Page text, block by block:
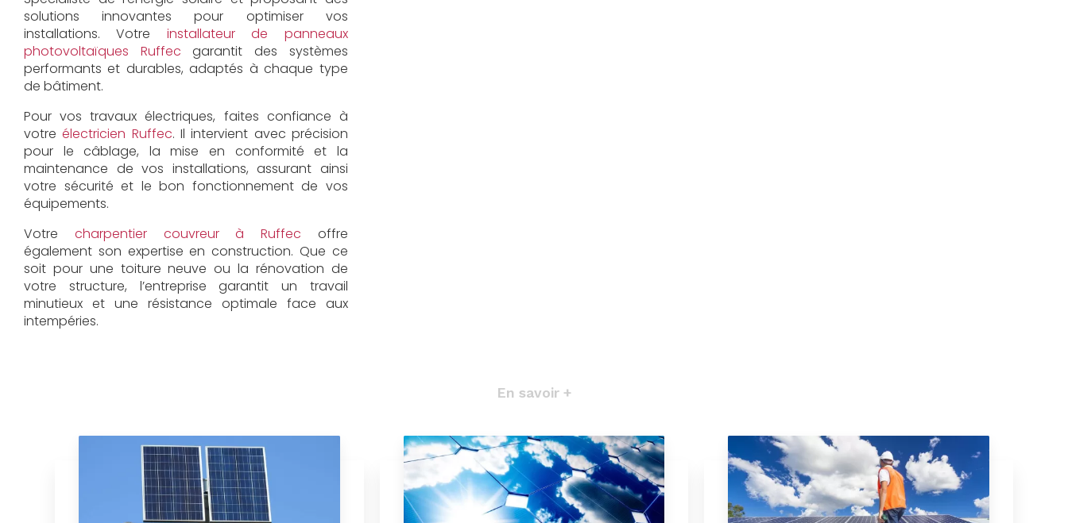
solutions innovantes pour optimiser vos
installations. Votre installateur de panneaux
photovoltaïques Ruffec garantit des systèmes
performants et durables, adaptés à chaque type
de bâtiment.
Pour vos travaux électriques, faites confiance à
votre électricien Ruffec. Il intervient avec précision
pour le câblage, la mise en conformité et la
maintenance de vos installations, assurant ainsi
votre sécurité et le bon fonctionnement de vos
équipements.
Votre charpentier couvreur à Ruffec offre
également son expertise en construction. Que ce
soit pour une toiture neuve ou la rénovation de
votre structure, l’entreprise garantit un travail
minutieux et une résistance optimale face aux
intempéries.
En savoir +